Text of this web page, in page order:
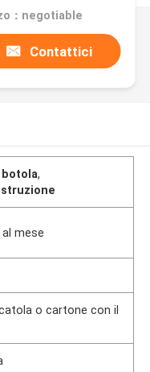
：negotiable
Contattici
,
al mese
o cartone con il